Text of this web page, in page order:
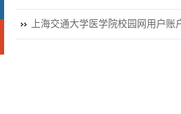
上海交通大学医学院校园网用户账